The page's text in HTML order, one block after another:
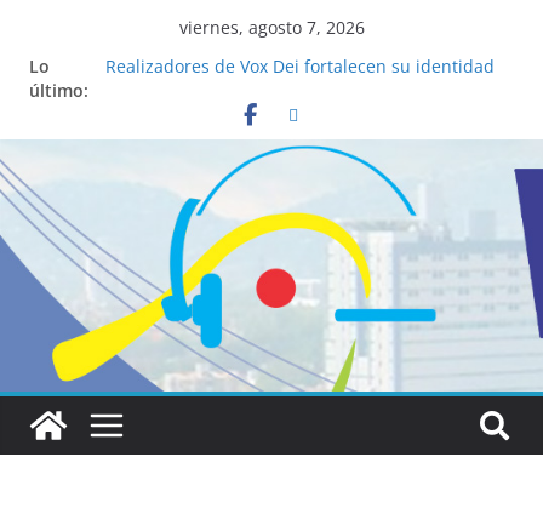
viernes, agosto 7, 2026
Lo
último:
Realizadores de Vox Dei fortalecen su identidad
La ciencia desvela los 5 secretos que tiene
fácilmente un católico para convertirse en
“Superancianos”
Pop Up Market atrae a cientos de visitantes y
dinamiza la economía local
Salud mental a la mesa: la importancia de
hablarlo en familia
Lo que tienen en común la nueva Película Toy
Story 5 y el Papa León XIV